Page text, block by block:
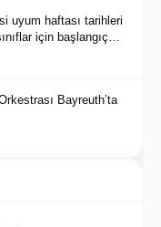
uyum haftası tarihleri
için başlangıç
Bayreuth’ta